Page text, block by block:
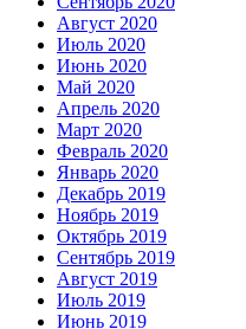
Август 2020
Июль 2020
Июнь 2020
Май 2020
Апрель 2020
Март 2020
Февраль 2020
Январь 2020
Декабрь 2019
Ноябрь 2019
Октябрь 2019
Сентябрь 2019
Август 2019
Июль 2019
Июнь 2019